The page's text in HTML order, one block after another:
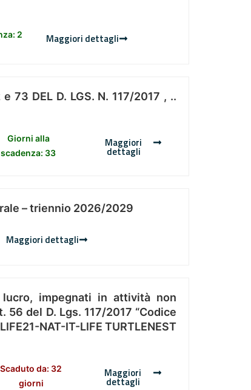
2 Maggiori dettagli
e 73 DEL D. LGS. N. 117/2017 , ..
Giorni alla
scadenza: 33
Maggiori
dettagli
– triennio 2026/2029
Maggiori dettagli
impegnati in attività non
del D. Lgs. 117/2017 “Codice
NAT-IT-LIFE TURTLENEST
Scaduto da: 32
giorni
Maggiori
dettagli